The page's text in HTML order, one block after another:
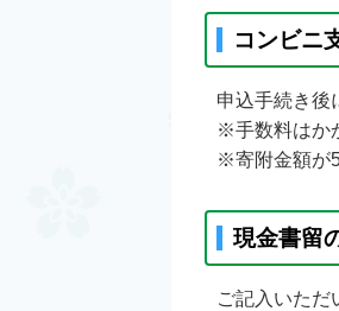
コンビニ
申込手続き後
※手数料はか
※寄附金額が
現金書留
ご記入いただ